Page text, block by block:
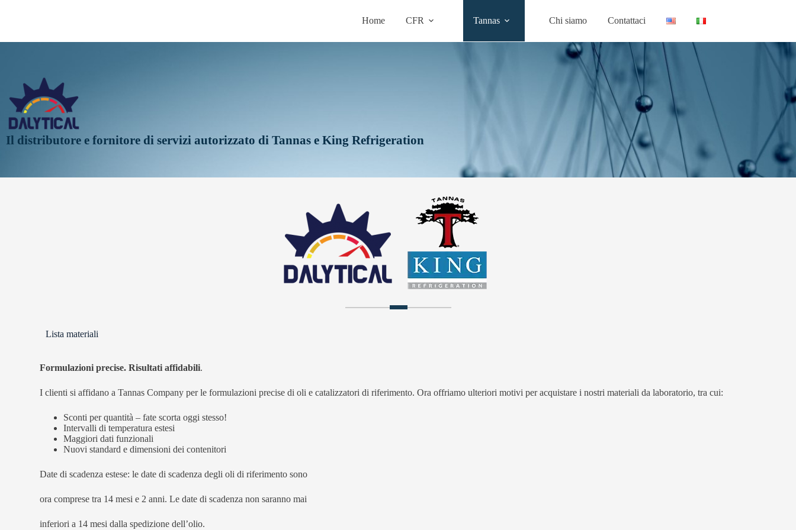
Home CFR Tannas Chi siamo Contattaci
Il distributore e fornitore di servizi autorizzato di Tannas e King Refrigeration
Lista materiali
Formulazioni precise. Risultati affidabili.
I clienti si affidano a Tannas Company per le formulazioni precise di oli e catalizzatori di riferimento. Ora offriamo ulteriori motivi per acquistare i nostri materiali da laboratorio, tra cui:
Sconti per quantità – fate scorta oggi stesso!
Intervalli di temperatura estesi
Maggiori dati funzionali
Nuovi standard e dimensioni dei contenitori
Date di scadenza estese: le date di scadenza degli oli di riferimento sono
ora comprese tra 14 mesi e 2 anni. Le date di scadenza non saranno mai
inferiori a 14 mesi dalla spedizione dell’olio.